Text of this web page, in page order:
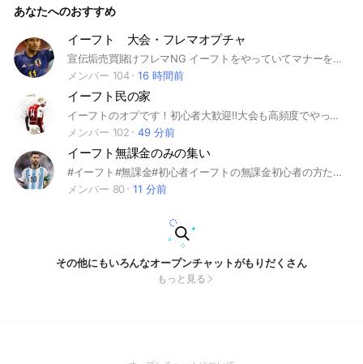
all #イーフットボール #イーフト #フレマ #スカッド
あなたへのおすすめ
イーフト 大会・フレマオプチャ
宣伝垢売買賭けフレマNG イーフトをやっていてマナーを守れる人なら誰でも参加OKです。フレマしたい、COOPしたい、スカッドの相談をしたい、ただイーフトの話がしたい等、目的はなんであれ歓迎します🙌 #イーフト #アプリ #イーフットボール #eFootball #efootball #初心者 #無課金 #課金 #スカッド #COOP
メンバー 104
16 時間前
イーフト民の家
イーフトのオプです！初心者大歓迎‼️大会も高頻度でやってます！気軽に入ってね！即抜けは再参加禁止にします！（入ってから1日） 荒らしはやめてください #イーフト #いーふと #イーフットボール #efootball
メンバー 102
49 分前
イーフト無課金のみの集い
#イーフト#無課金#初心者イーフトの無課金初心者の方たちはぜひぜひ入ってください！楽しい場を作りましょう
メンバー 80
11 分前
その他にもいろんなオープンチャットがもりだくさん
もっと見る